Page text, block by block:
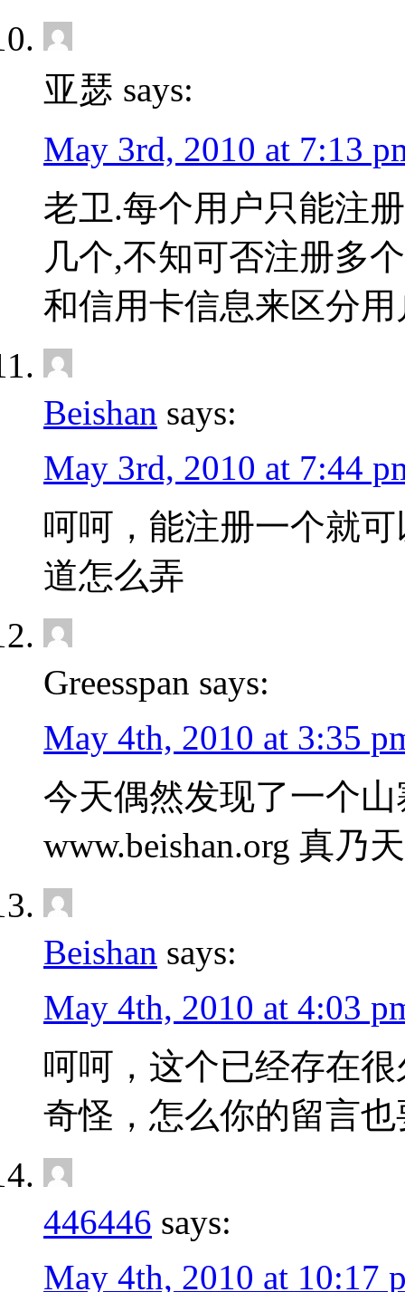
亚瑟 says:
May 3rd, 2010 at 7:13
老卫.每个用户只能注
几个,不知可否注册多
和信用卡信息来区分
Beishan says:
May 3rd, 2010 at 7:44
呵呵，能注册一个就
道怎么弄
Greesspan says:
May 4th, 2010 at 3:35
今天偶然发现了一个
www.beishan.org 真乃
Beishan says:
May 4th, 2010 at 4:03
呵呵，这个已经存在很
奇怪，怎么你的留言也
446446 says:
May 4th, 2010 at 10:17